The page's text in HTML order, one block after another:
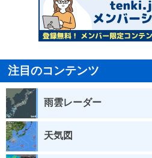
注目のコンテンツ
雨雲レーダー
天気図